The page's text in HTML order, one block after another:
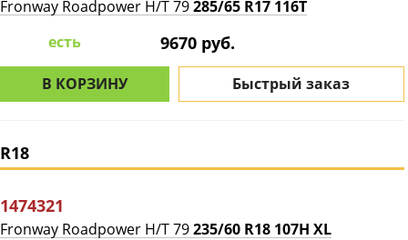
Fronway Roadpower H/T 79285/65 R17 116T
есть
9670 руб.
В КОРЗИНУ Быстрый заказ
R18
1474321
Fronway Roadpower H/T 79235/60 R18 107H XL